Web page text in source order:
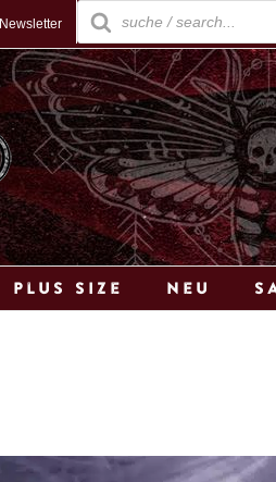
Newsletter
Products
search
Plus Size Neu